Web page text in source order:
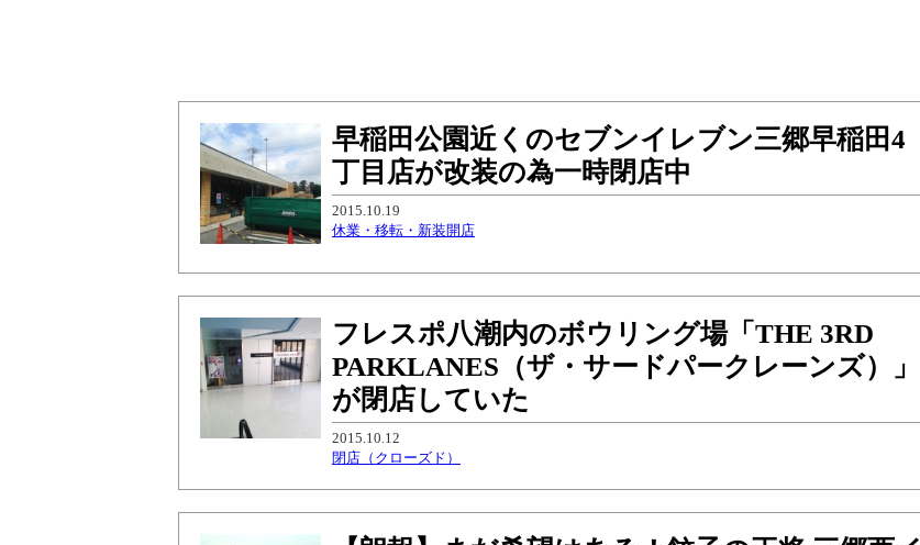
早稲田公園近くのセブンイレブン三郷早稲田4
丁目店が改装の為一時閉店中
2015.10.19
休業・移転・新装開店
フレスポ八潮内のボウリング場「THE 3RD
PARKLANES（ザ・サードパークレーンズ）」
が閉店していた
2015.10.12
閉店（クローズド）